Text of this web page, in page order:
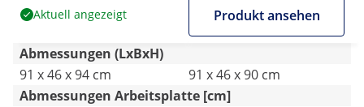
Aktuell angezeigt Produkt ansehen
Abmessungen (LxBxH)
91 x 46 x 94 cm
91 x 46 x 90 cm
Abmessungen Arbeitsplatte [cm]